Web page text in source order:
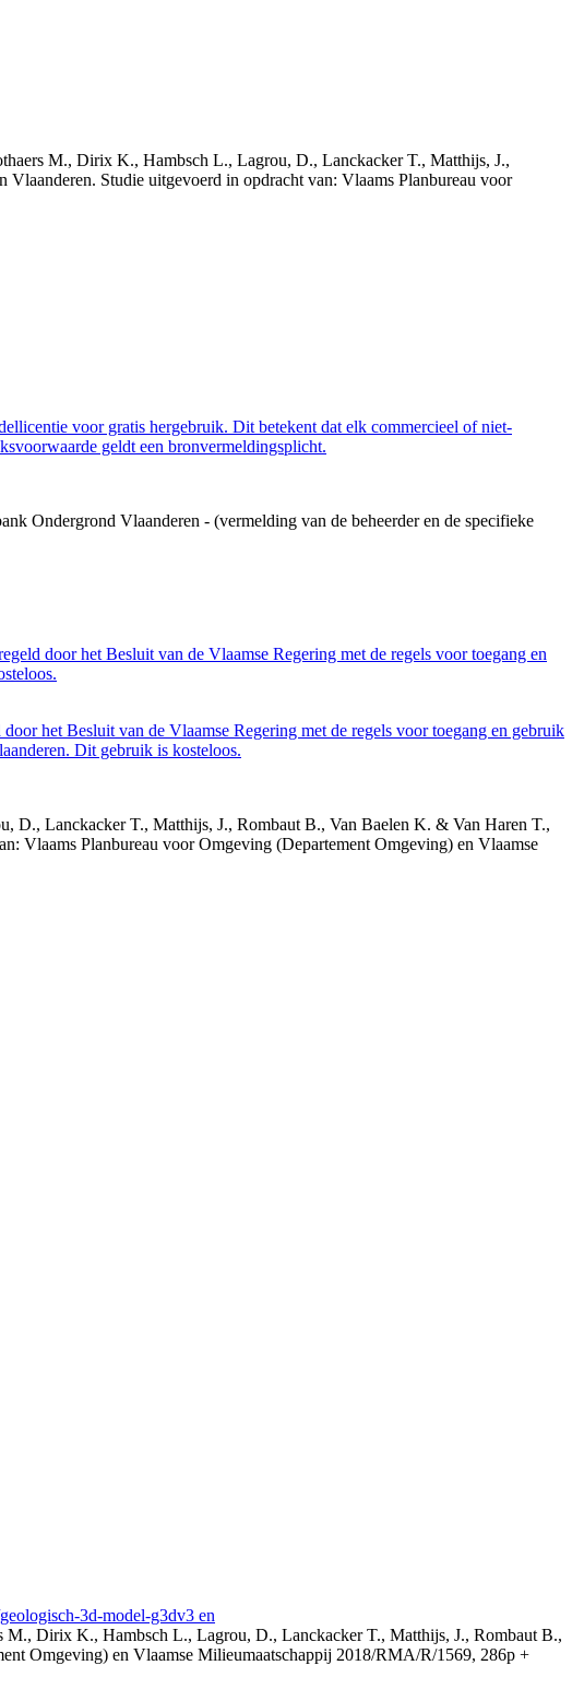
M., Dirix K., Hambsch L., Lagrou, D., Lanckacker T., Matthijs, J.,
Studie uitgevoerd in opdracht van: Vlaams Planbureau voor
voor gratis hergebruik. Dit betekent dat elk commercieel of niet-
geldt een bronvermeldingsplicht.
Ondergrond Vlaanderen - (vermelding van de beheerder en de specifieke
door het Besluit van de Vlaamse Regering met de regels voor toegang en
het Besluit van de Vlaamse Regering met de regels voor toegang en gebruik
Dit gebruik is kosteloos.
D., Lanckacker T., Matthijs, J., Rombaut B., Van Baelen K. & Van Haren T.,
Vlaams Planbureau voor Omgeving (Departement Omgeving) en Vlaamse
3d-model-g3dv3 en
M., Dirix K., Hambsch L., Lagrou, D., Lanckacker T., Matthijs, J., Rombaut B.,
Omgeving) en Vlaamse Milieumaatschappij 2018/RMA/R/1569, 286p +